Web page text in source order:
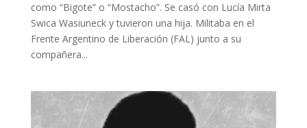
como “Bigote” o “Mostacho”. Se casó con Lucía Mirta
Swica Wasiuneck y tuvieron una hija. Militaba en el
Frente Argentino de Liberación (FAL) junto a su
compañera...